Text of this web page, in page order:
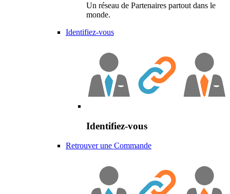
Un réseau de Partenaires partout dans le
monde.
Identifiez-vous
Identifiez-vous
Retrouver une Commande